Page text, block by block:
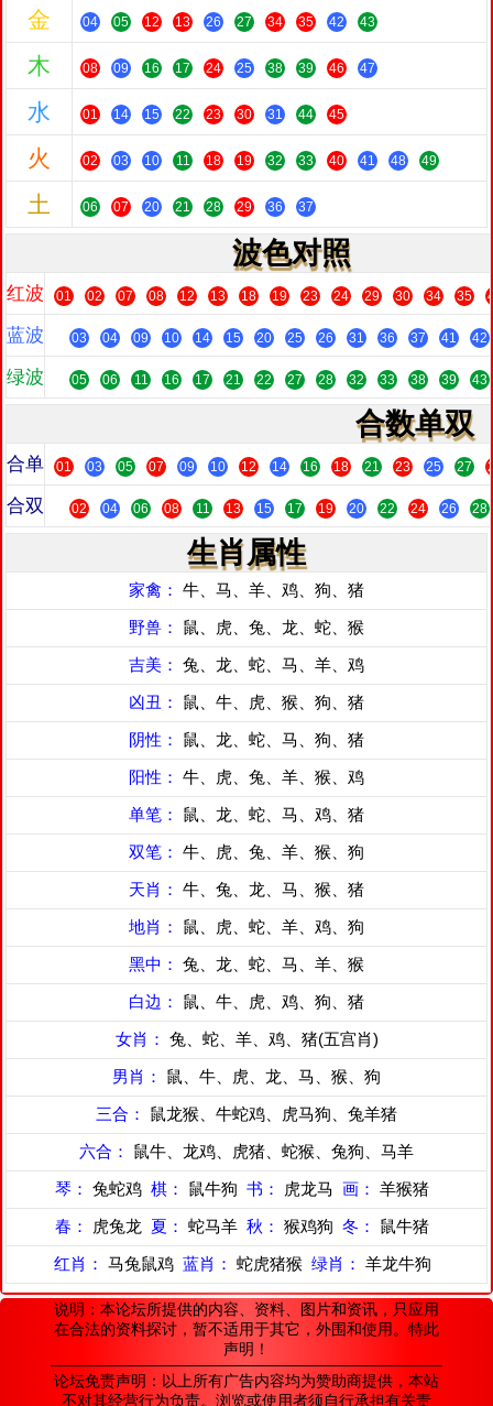
金 04 05 12 13 26 27 34 35 42 43
木 08 09 16 17 24 25 38 39 46 47
水 01 14 15 22 23 30 31 44 45
火 02 03 10 11 18 19 32 33 40 41 48 49
土 06 07 20 21 28 29 36 37
波色对照
红波 01 02 07 08 12 13 18 19 23 24 29 30 34 35
蓝波 03 04 09 10 14 15 20 25 26 31 36 37 41 42
绿波 05 06 11 16 17 21 22 27 28 32 33 38 39 43
合数单双
合单 01 03 05 07 09 10 12 14 16 18 21 23 25 27
合双 02 04 06 08 11 13 15 17 19 20 22 24 26 28
生肖属性
家禽： 牛、马、羊、鸡、狗、猪
野兽： 鼠、虎、兔、龙、蛇、猴
吉美： 兔、龙、蛇、马、羊、鸡
凶丑： 鼠、牛、虎、猴、狗、猪
阴性： 鼠、龙、蛇、马、狗、猪
阳性： 牛、虎、兔、羊、猴、鸡
单笔： 鼠、龙、蛇、马、鸡、猪
双笔： 牛、虎、兔、羊、猴、狗
天肖： 牛、兔、龙、马、猴、猪
地肖： 鼠、虎、蛇、羊、鸡、狗
黑中： 兔、龙、蛇、马、羊、猴
白边： 鼠、牛、虎、鸡、狗、猪
女肖： 兔、蛇、羊、鸡、猪(五宫肖)
男肖： 鼠、牛、虎、龙、马、猴、狗
三合： 鼠龙猴、牛蛇鸡、虎马狗、兔羊猪
六合： 鼠牛、龙鸡、虎猪、蛇猴、兔狗、马羊
琴： 兔蛇鸡 棋： 鼠牛狗 书： 虎龙马 画： 羊猴猪
春：
虎兔龙 夏： 蛇马羊 秋： 猴鸡狗 冬： 鼠牛猪
红肖： 马兔鼠鸡 蓝肖： 蛇虎猪猴 绿肖： 羊龙牛狗
说明：本论坛所提供的内容、资料、图片和资讯，只应用
在合法的资料探讨，暂不适用于其它，外围和使用。特此
声明！
论坛免责声明：以上所有广告内容均为赞助商提供，本站
不对其经营行为负责。浏览或使用者须自行承担有关责